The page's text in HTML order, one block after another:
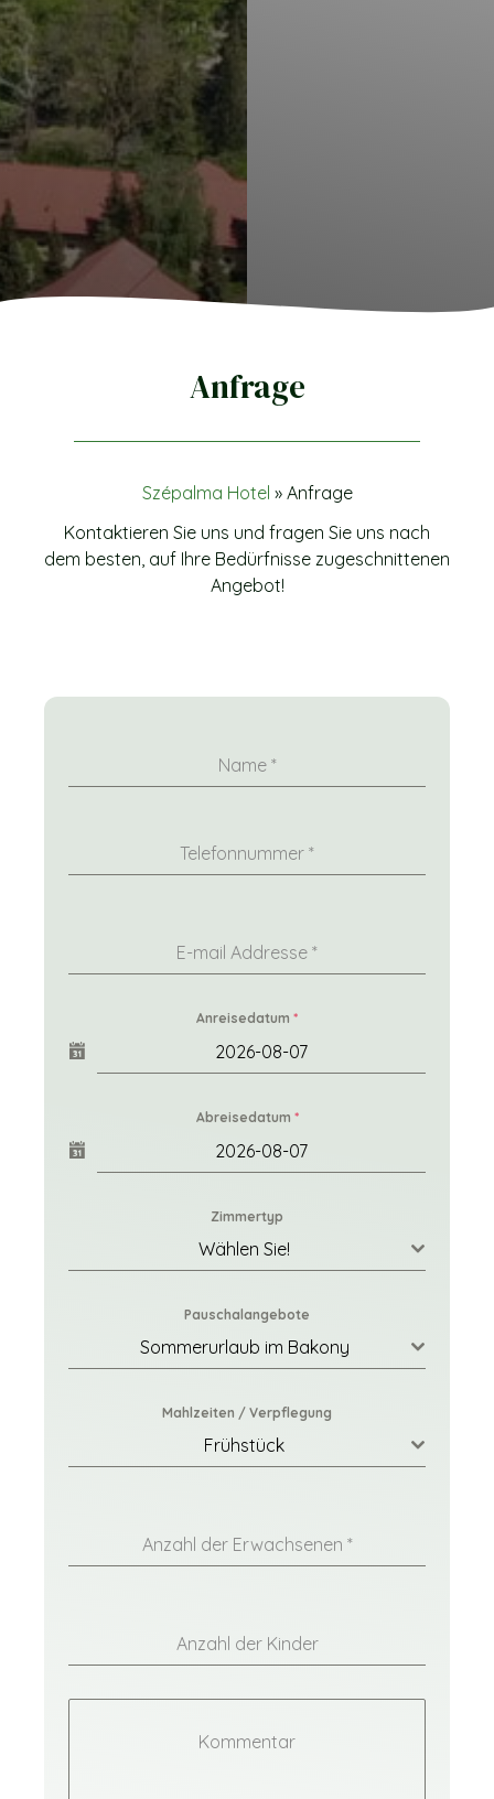
Anfrage
Szépalma Hotel » Anfrage
Kontaktieren Sie uns und fragen Sie uns nach
dem besten, auf Ihre Bedürfnisse zugeschnittenen
Angebot!
Name *
Telefonnummer *
E-mail Addresse *
Anreisedatum *
Abreisedatum *
Zimmertyp
Wählen Sie!
Pauschalangebote
Sommerurlaub im Bakony
Mahlzeiten / Verpflegung
Frühstück
Anzahl der Erwachsenen *
Anzahl der Kinder
Kommentar